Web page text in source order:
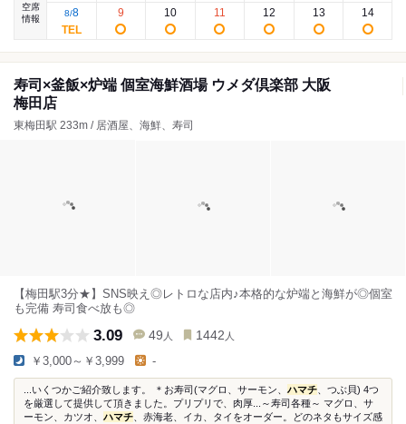
空席
情報
8/8 9 10 11 12 13 14
寿司×釜飯×炉端 個室海鮮酒場 ウメダ倶楽部 大阪
梅田店
東梅田駅 233m / 居酒屋、海鮮、寿司
【梅田駅3分★】SNS映え◎レトロな店内♪本格的な炉端と海鮮が◎個室
も完備 寿司食べ放も◎
3.09 49 人 1442 人
￥3,000～￥3,999 -
...いくつかご紹介致します。 ＊お寿司(マグロ、サーモン、 ハマチ 、つぶ貝) 4つ
を厳選して提供して頂きました。プリプリで、肉厚...～寿司各種～ マグロ、サ
ーモン、カツオ、 ハマチ 、赤海老、イカ、タイをオーダー。どのネタもサイズ感